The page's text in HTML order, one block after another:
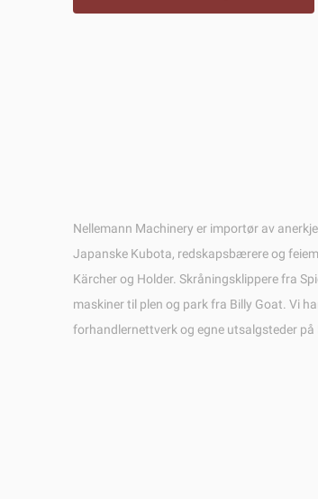
Nellemann Machinery er importør av
Japanske Kubota, redskapsbærere og
Kärcher og Holder. Skråningsklippere fra
maskiner til plen og park fra Billy Goat. Vi
forhandlernettverk og egne utsalgsteder på